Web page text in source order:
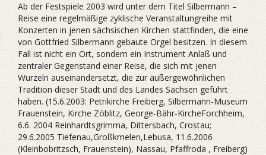
Ab der Festspiele 2003 wird unter dem Titel Silbermann –
Reise eine regelmäßige zyklische Veranstaltungreihe mit
Konzerten in jenen sächsischen Kirchen stattfinden, die eine
von Gottfried Silbermann gebaute Orgel besitzen. In diesem
Fall ist nicht ein Ort, sondern ein Instrument Anlaß und
zentraler Gegenstand einer Reise, die sich mit jenen
Wurzeln auseinandersetzt, die zur außergewöhnlichen
Tradition dieser Stadt und des Landes Sachsen geführt
haben. (15.6.2003: Petrikirche Freiberg, Silbermann-Museum
Frauenstein, Kirche Zöblitz, George-Bähr-KircheForchheim,
6.6. 2004 Reinhardtsgrimma, Dittersbach, Crostau;
29.6.2005 Tiefenau,Großkmelen,Lebusa, 11.6.2006
(Kleinbobritzsch, Frauenstein), Nassau, Pfaffroda , Freiberg)